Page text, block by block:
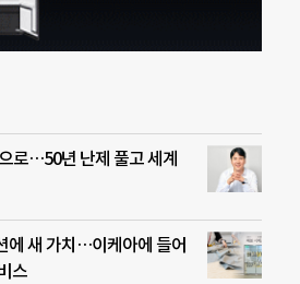
로…50년 난제 풀고 세계
에 새 가치…이케아에 들어
스